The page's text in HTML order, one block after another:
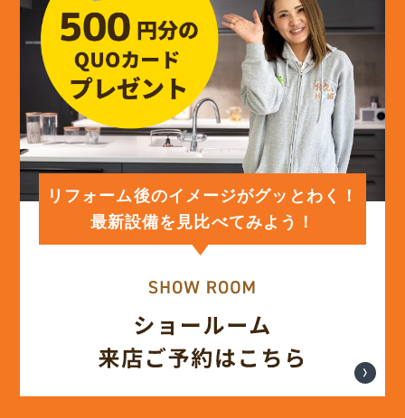
2024年4月
2024年3月 (12)
2024年2月 (12)
2024年1月 (12)
2023年12月 (12)
2023年10月 (12)
リフォーム後のイメージがグッとわく！
最新設備を見比べてみよう！